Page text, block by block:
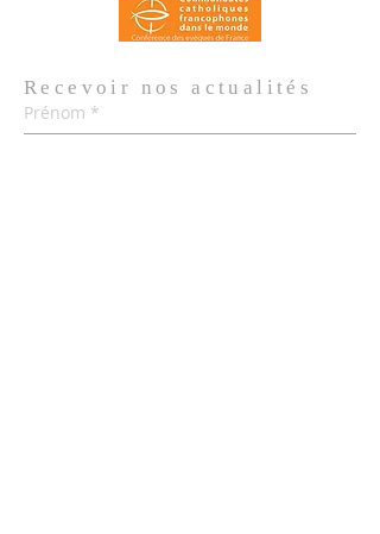
Recevoir nosactualités
Prénom *